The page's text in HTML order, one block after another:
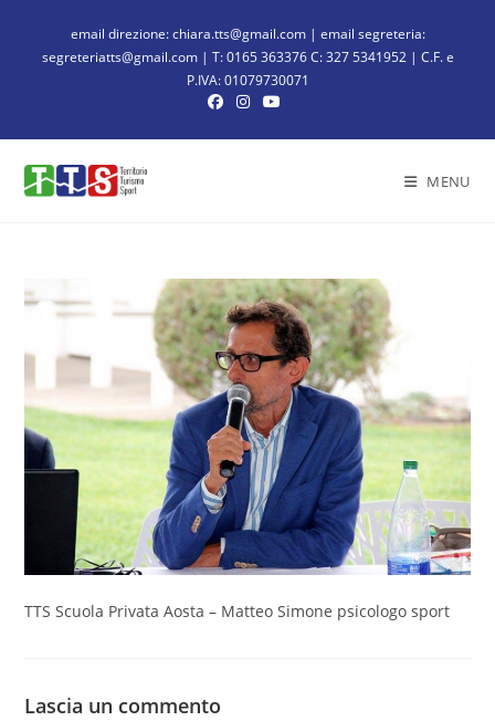
email direzione: chiara.tts@gmail.com | email segreteria:
segreteriatts@gmail.com | T: 0165 363376 C: 327 5341952 | C.F. e
P.IVA: 01079730071
MENU
TTS Scuola Privata Aosta – Matteo Simone psicologo sport
Lascia un commento